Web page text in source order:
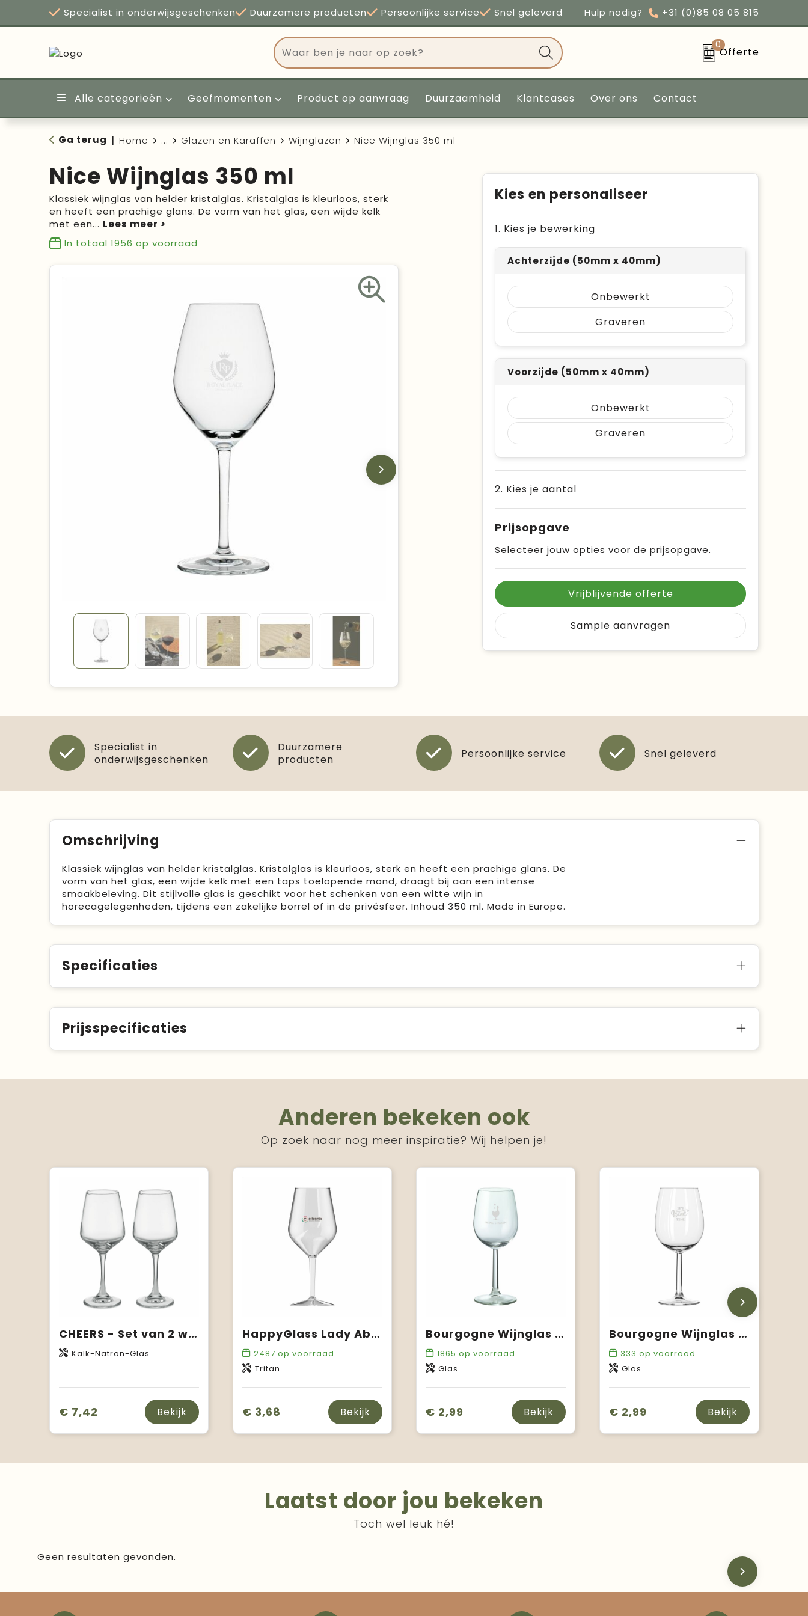
Specialist in onderwijsgeschenken Duurzamere producten Persoonlijke service Snel geleverd Hulp nodig? +31 (0)85 08 05 815
0
Offerte
Alle categorieën Geefmomenten Product op aanvraag Duurzaamheid Klantcases Over ons Contact
Ga terug Home ... Glazen en Karaffen Wijnglazen Nice Wijnglas 350 ml
Nice Wijnglas 350 ml
Klassiek wijnglas van helder kristalglas. Kristalglas is kleurloos, sterk
en heeft een prachige glans. De vorm van het glas, een wijde kelk
met een...
In totaal 1956 op voorraad
Kies en personaliseer
1. Kies je bewerking
Achterzijde (50mm x 40mm)
Onbewerkt
Graveren
Voorzijde (50mm x 40mm)
Onbewerkt
Graveren
2. Kies je aantal
Prijsopgave
Selecteer jouw opties voor de prijsopgave.
Vrijblijvende offerte
Sample aanvragen
Specialist in
onderwijsgeschenken
Duurzamere
producten
Persoonlijke service Snel geleverd
Omschrijving
Klassiek wijnglas van helder kristalglas. Kristalglas is kleurloos, sterk en heeft een prachige glans. De
vorm van het glas, een wijde kelk met een taps toelopende mond, draagt bij aan een intense
smaakbeleving. Dit stijlvolle glas is geschikt voor het schenken van een witte wijn in
horecagelegenheden, tijdens een zakelijke borrel of in de privésfeer. Inhoud 350 ml. Made in Europe.
Specificaties
Prijsspecificaties
Anderen bekeken ook
Op zoek naar nog meer inspiratie? Wij helpen je!
CHEERS - Set van 2 wijnglazen
Kalk-Natron-Glas
€ 7,42 Bekijk
HappyGlass Lady Abigail Wijnglas Tritan 470 ml
2487 op voorraad
Tritan
€ 3,68 Bekijk
Bourgogne Wijnglas 290 ml
1865 op voorraad
Glas
€ 2,99 Bekijk
Bourgogne Wijnglas 450 ml
333 op voorraad
Glas
€ 2,99 Bekijk
Laatst door jou bekeken
Toch wel leuk hé!
Geen resultaten gevonden.